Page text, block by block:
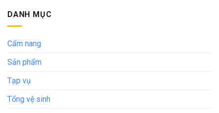
DANH MỤC
Cẩm nang
Sản phẩm
Tạp vụ
Tổng vệ sinh